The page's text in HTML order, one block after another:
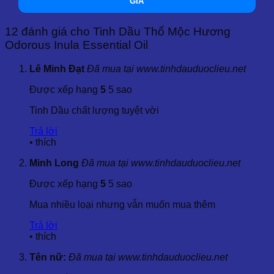
chiếm tỷ lệ cao, trong khi rễ cây chứa nhiều hợp chất như
2.2 Khả Năng Cung Cấp & Tiêu Chuẩn
Sản Lượng Cung Cấp: 100 kg/tháng
: 2 năm từ ngày sản xuất
Xuất Xứ: Ấn Độ, Indonesia, Việt Nam
Chứng Nhận
: ISO 22000:2005, GMP, Kosher, USDA
Organic
Quy Cách Đóng Gói:
Bán Lẻ
: Chai thủy tinh 100ml, 500ml, 1000ml
Bán Sỉ: Can hoặc bình 5 lít, 10 lít, 20kg, 25kg
3. Công Dụng và Lợi Ích Của Tinh Dầu Thổ Mộc
Hương
Tinh Dầu Thổ Mộc Hương có nhiều tác dụng nổi bật trong
các lĩnh vực sức khỏe và làm đẹp. Dưới đây là các công
dụng và lợi ích chính:
12 đánh giá cho Tinh Dầu Thổ Mộc Hương
Odorous Inula Essential Oil
Lê Minh Đạt Đã mua tại www.tinhdauduoclieu.net
Được xếp hạng 5 5 sao
Tinh Dầu chất lượng tuyệt vời
Trả lời
• thích
Minh Long Đã mua tại www.tinhdauduoclieu.net
Được xếp hạng 5 5 sao
Mua nhiều loại nhưng vẫn muốn mua thêm
Trả lời
• thích
Tên nữ: Đã mua tại www.tinhdauduoclieu.net